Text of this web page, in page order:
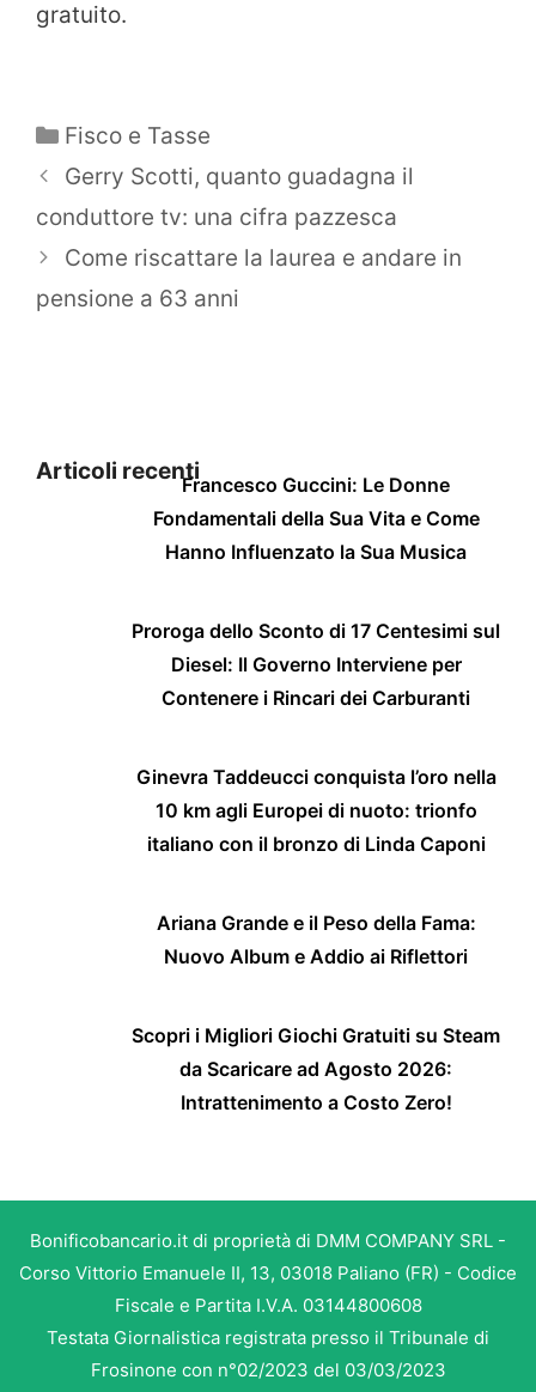
gratuito.
Categorie
Fisco e Tasse
Gerry Scotti, quanto guadagna il
conduttore tv: una cifra pazzesca
Come riscattare la laurea e andare in
pensione a 63 anni
Articoli recentiFrancesco Guccini: Le Donne
Fondamentali della Sua Vita e Come
Hanno Influenzato la Sua Musica
Proroga dello Sconto di 17 Centesimi sul
Diesel: Il Governo Interviene per
Contenere i Rincari dei Carburanti
Ginevra Taddeucci conquista l’oro nella
10 km agli Europei di nuoto: trionfo
italiano con il bronzo di Linda Caponi
Ariana Grande e il Peso della Fama:
Nuovo Album e Addio ai Riflettori
Scopri i Migliori Giochi Gratuiti su Steam
da Scaricare ad Agosto 2026:
Intrattenimento a Costo Zero!
Bonificobancario.it di proprietà di DMM COMPANY SRL -
Corso Vittorio Emanuele II, 13, 03018 Paliano (FR) - Codice
Fiscale e Partita I.V.A. 03144800608
Testata Giornalistica registrata presso il Tribunale di
Frosinone con n°02/2023 del 03/03/2023